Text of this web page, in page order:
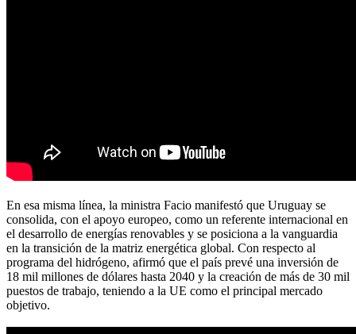
En esa misma línea, la ministra Facio manifestó que Uruguay se
consolida, con el apoyo europeo, como un referente internacional en
el desarrollo de energías renovables y se posiciona a la vanguardia
en la transición de la matriz energética global. Con respecto al
programa del hidrógeno, afirmó que el país prevé una inversión de
18 mil millones de dólares hasta 2040 y la creación de más de 30 mil
puestos de trabajo, teniendo a la UE como el principal mercado
objetivo.